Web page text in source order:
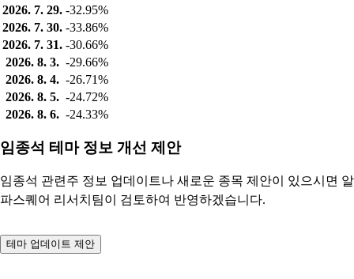
2026. 7. 29. -32.95%
2026. 7. 30. -33.86%
2026. 7. 31. -30.66%
2026. 8. 3. -29.66%
2026. 8. 4. -26.71%
2026. 8. 5. -24.72%
2026. 8. 6. -24.33%
임종석 테마 정보 개선 제안
임종석 관련주 정보 업데이트나 새로운 종목 제안이 있으시면 알
파스퀘어 리서치팀이 검토하여 반영하겠습니다.
테마 업데이트 제안